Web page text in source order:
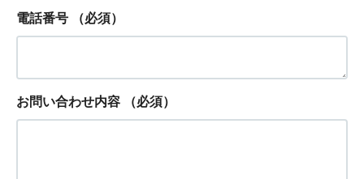
電話番号 （必須）
お問い合わせ内容 （必須）